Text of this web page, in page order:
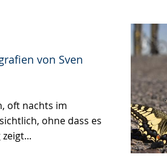
von Sven
oft nachts im
ohne dass es